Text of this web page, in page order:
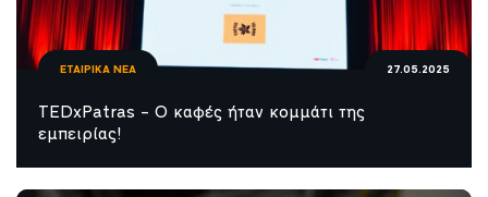
ΕΤΑΙΡΙΚΑ ΝΕΑ 27.05.2025
TEDxPatras – O καφές ήταν κομμάτι της
εμπειρίας!